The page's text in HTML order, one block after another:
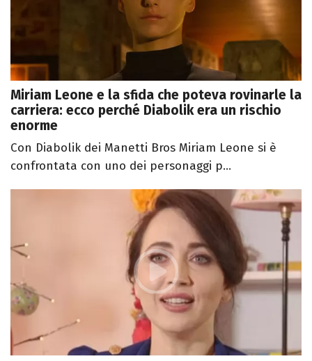
Miriam Leone e la sfida che poteva rovinarle la
carriera: ecco perché Diabolik era un rischio
enorme
Con Diabolik dei Manetti Bros Miriam Leone si è
confrontata con uno dei personaggi p...